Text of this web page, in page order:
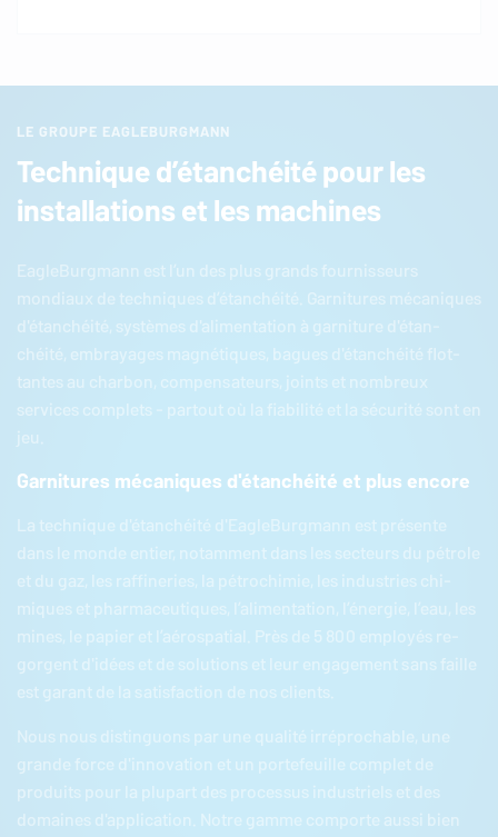
LE GROUPE EAGLEBURGMANN
Technique d’étanchéité pour les
installations et les machines
EagleBurgmann est l’un des plus grands four­nis­seurs
mondiaux de tech­niques d’étan­chéité. Gar­ni­tures mé­ca­niques
d'étan­chéité, systèmes d'ali­men­ta­tion à gar­ni­ture d'étan­
chéité, em­brayages ma­gné­tiques, bagues d'étan­chéité flot­
tantes au charbon, com­pen­sa­teurs, joints et nombreux
services complets - partout où la fia­bi­lité et la sécurité sont en
jeu.
Garnitures mécaniques d'étanchéité et plus encore
La tech­nique d'étan­chéité d'Ea­gle­Burg­mann est présente
dans le monde entier, no­tam­ment dans les secteurs du pétrole
et du gaz, les raf­fi­ne­ries, la pé­tro­chi­mie, les in­dus­tries chi­
miques et phar­ma­ceu­tiques, l’ali­men­ta­tion, l’éner­gie, l’eau, les
mines, le papier et l’aé­ro­spa­tial. Près de 5 800 employés re­
gorgent d'idées et de so­lu­tions et leur en­ga­ge­ment sans faille
est garant de la sa­tis­fac­tion de nos clients.
Nous nous dis­tin­guons par une qualité ir­ré­pro­chable, une
grande force d'in­no­va­tion et un por­te­feuille complet de
produits pour la plupart des pro­ces­sus in­dus­triels et des
domaines d'ap­pli­ca­tion. Notre gamme comporte aussi bien